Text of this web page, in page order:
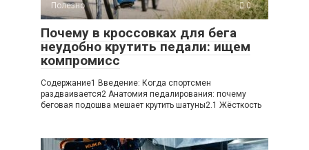
Полезно 0
Почему в кроссовках для бега
неудобно крутить педали: ищем
компромисс
Содержание1 Введение: Когда спортсмен
раздваивается2 Анатомия педалирования: почему
беговая подошва мешает крутить шатуны2.1 Жёсткость